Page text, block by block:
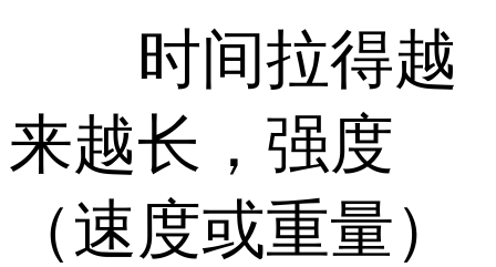
时间拉得越
来越长，强度
（速度或重量）